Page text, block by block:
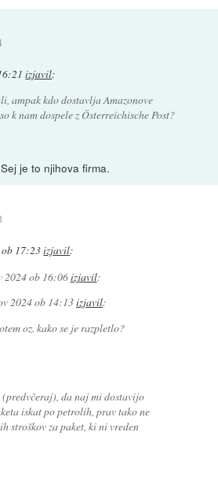
izjavil:
ampak kdo dostavlja Amazonove
k nam dospele z Österreichische Post?
je to njihova firma.
ob 17:23izjavil:
2024 ob 16:06izjavil:
2024 ob 14:13izjavil:
oz. kako se je razpletlo?
da naj mi dostavijo
iskat po petrolih, prav tako ne
stroškov za paket, ki ni vreden